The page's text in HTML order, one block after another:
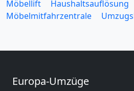
Möbellift
Haushaltsauflösung
Möbelmitfahrzentrale
Europa-Umzüge